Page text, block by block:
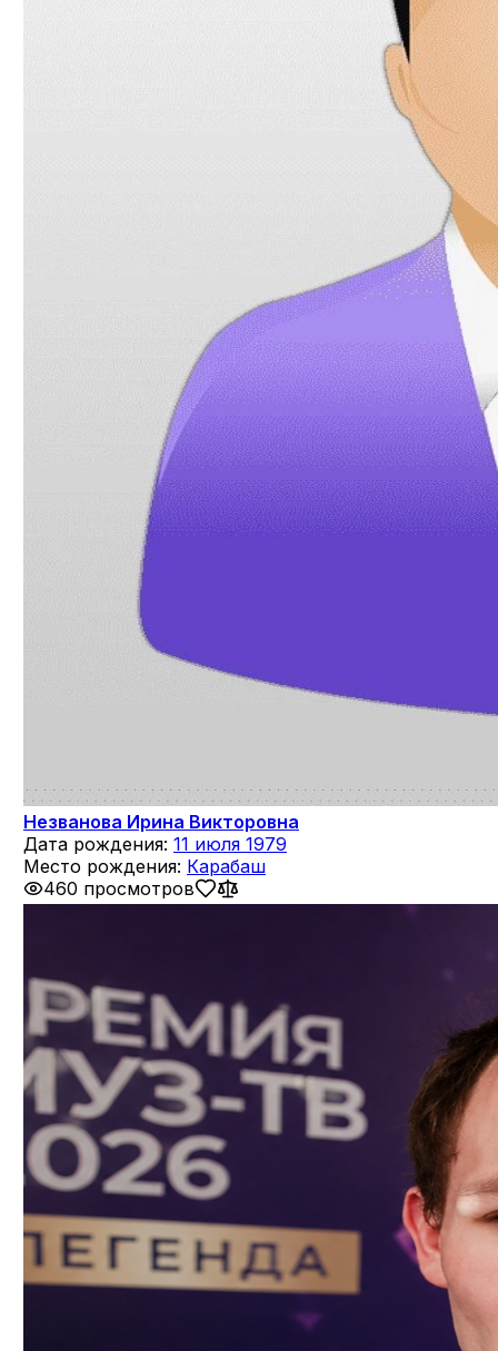
Незванова Ирина Викторовна
Дата рождения: 11 июля 1979
Место рождения: Карабаш
460 просмотров